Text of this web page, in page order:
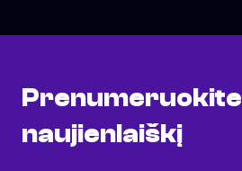
Prenumeruokite
naujienlaiškį